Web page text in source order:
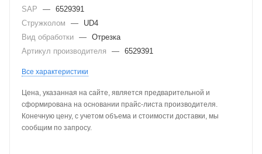
SAP
— 6529391
Стружколом
—
UD4
Вид обработки — Отрезка
Артикул производителя
— 6529391
Все характеристики
Цена, указанная на сайте, является предварительной и
сформирована на основании прайс-листа производителя.
Конечную цену, с учетом объема и стоимости доставки, мы
сообщим по запросу.